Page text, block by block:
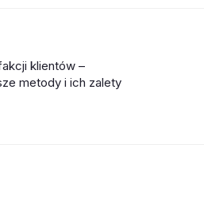
klientów –
metody i ich zalety